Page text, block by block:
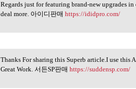
Regards just for featuring
Regards just for featuring brand-new upgrades
deal more. 아이디판매https://ididpro.com/
Thanks For sharing this
Thanks For sharing this Superb article.I use this
Great Work. 서든SP판매https://suddensp.com/